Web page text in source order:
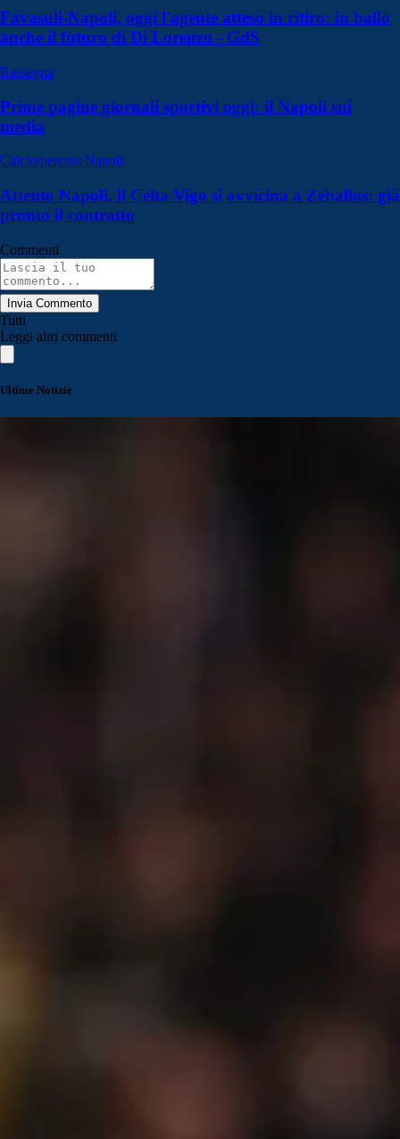
Favasuli-Napoli, oggi l'agente atteso in ritiro: in ballo
anche il futuro di Di Lorenzo - GdS
Rassegna
Prime pagine giornali sportivi oggi: il Napoli sui
media
Calciomercato Napoli
Attento Napoli, il Celta Vigo si avvicina a Zeballos: già
pronto il contratto
Commenti
Invia Commento
Tutti
Leggi altri commenti
Ultime Notizie